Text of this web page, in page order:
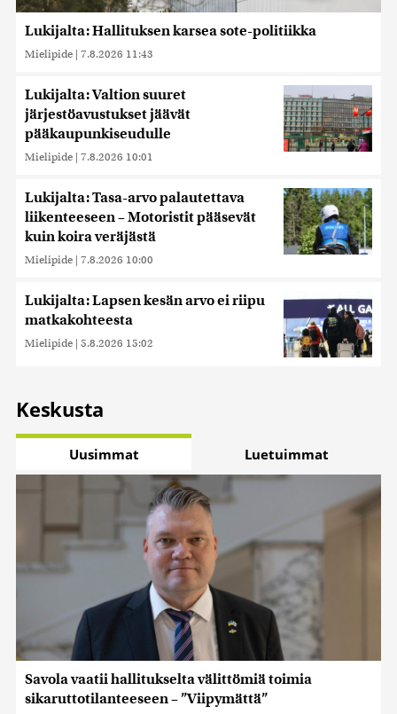
Lukijalta: Hallituksen karsea sote-politiikka
Mielipide | 7.8.2026 11:43
Lukijalta: Valtion suuret
järjestöavustukset jäävät
pääkaupunkiseudulle
Mielipide | 7.8.2026 10:01
Lukijalta: Tasa-arvo palautettava
liikenteeseen – Motoristit pääsevät
kuin koira veräjästä
Mielipide | 7.8.2026 10:00
Lukijalta: Lapsen kesän arvo ei riipu
matkakohteesta
Mielipide | 5.8.2026 15:02
Keskusta
Uusimmat Luetuimmat
Savola vaatii hallitukselta välittömiä toimia
sikaruttotilanteeseen – ”Viipymättä”